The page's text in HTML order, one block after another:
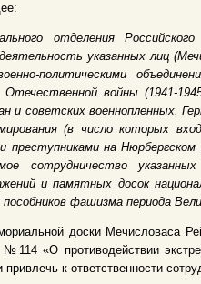
отделения
указанных лиц
политическими
войны (1941-
и советских военнопленных.
(в число которых
преступниками на
сотрудничество
и памятных досок
фашизма периода
доски Мечисловаса
«О противодействии
к ответственности